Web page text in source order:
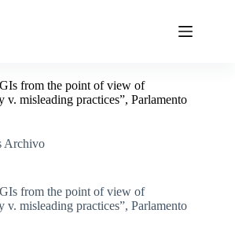
from the point of view of
v. misleading practices”, Parlamento
Archivo
from the point of view of
v. misleading practices”, Parlamento